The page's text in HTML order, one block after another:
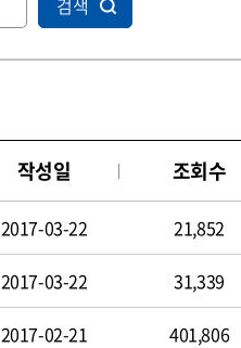
검색
작성일 조회수
2017-03-22 21,852
2017-03-22 31,339
2017-02-21 401,806